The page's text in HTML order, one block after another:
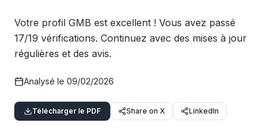
Votre profil GMB est excellent ! Vous avez passé
17/19 vérifications. Continuez avec des mises à jour
régulières et des avis.
Analysé le 09/02/2026
Télécharger le PDF Share on X LinkedIn